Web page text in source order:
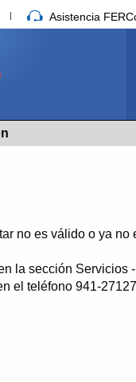
Asistencia
no es válido o ya
la sección Servicios
el teléfono 941-